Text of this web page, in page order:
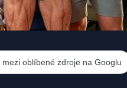
mezi oblíbené zdroje na Googlu